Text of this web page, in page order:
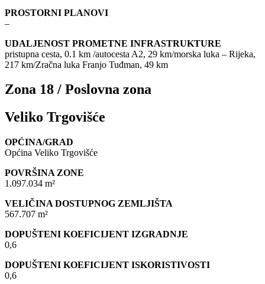
PROSTORNI PLANOVI
–
UDALJENOST PROMETNE INFRASTRUKTURE
pristupna cesta, 0.1 km /autocesta A2, 29 km/morska luka – Rijeka,
217 km/Zračna luka Franjo Tuđman, 49 km
Zona 18 / Poslovna zona
Veliko Trgovišće
OPĆINA/GRAD
Općina Veliko Trgovišće
POVRŠINA ZONE
1.097.034 m²
VELIČINA DOSTUPNOG ZEMLJIŠTA
567.707 m²
DOPUŠTENI KOEFICIJENT IZGRADNJE
0,6
DOPUŠTENI KOEFICIJENT ISKORISTIVOSTI
0,6